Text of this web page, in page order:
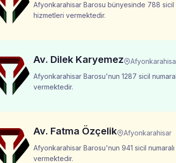
Afyonkarahisar Barosu bünyesinde 788 sicil
hizmetleri vermektedir.
Av. Dilek Karyemez
Afyonkarahisar Barosu'nun 1287 sicil
vermektedir.
Av. Fatma Özçelik
Afyonkarahisar
Afyonkarahisar Barosu'nun 941 sicil
vermektedir.